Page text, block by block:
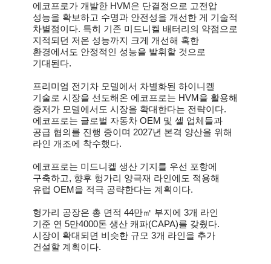
에코프로가 개발한 HVM은 단결정으로 고전압
성능을 확보하고 수명과 안전성을 개선한 게 기술적
차별점이다. 특히 기존 미드니켈 배터리의 약점으로
지적되던 저온 성능까지 크게 개선해 혹한
환경에서도 안정적인 성능을 발휘할 것으로
기대된다.
프리미엄 전기차 모델에서 차별화된 하이니켈
기술로 시장을 선도해온 에코프로는 HVM을 활용해
중저가 모델에서도 시장을 확대한다는 전략이다.
에코프로는 글로벌 자동차 OEM 및 셀 업체들과
공급 협의를 진행 중이며 2027년 본격 양산을 위해
라인 개조에 착수했다.
에코프로는 미드니켈 생산 기지를 우선 포항에
구축하고, 향후 헝가리 양극재 라인에도 적용해
유럽 OEM을 적극 공략한다는 계획이다.
헝가리 공장은 총 면적 44만㎡ 부지에 3개 라인
기준 연 5만4000톤 생산 캐파(CAPA)를 갖췄다.
시장이 확대되면 비슷한 규모 3개 라인을 추가
건설할 계획이다.